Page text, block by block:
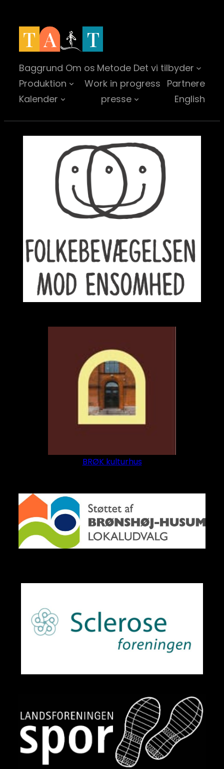
indhold
Baggrund Om os Metode Det vi tilbyder
Produktion
Work in progress Partnere
Kalender
presse English
BRØK kulturhus